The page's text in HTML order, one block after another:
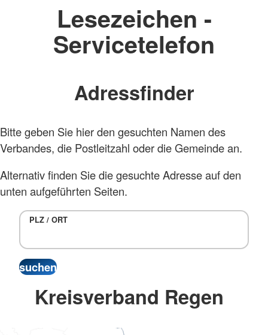
Lesezeichen -
Servicetelefon
Adressfinder
Bitte geben Sie hier den gesuchten Namen des
Verbandes, die Postleitzahl oder die Gemeinde an.
Alternativ finden Sie die gesuchte Adresse auf den
unten aufgeführten Seiten.
PLZ / ORT
Kreisverband Regen